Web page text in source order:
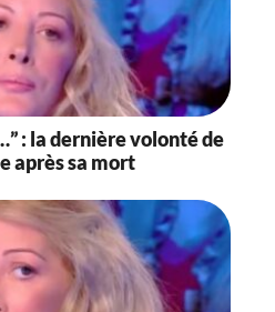
: la dernière volonté de
après sa mort